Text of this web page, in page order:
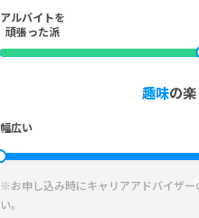
アルバイトを
頑張った派
趣味の楽
幅広い
※お申し込み時にキャリアアドバイザ
い。